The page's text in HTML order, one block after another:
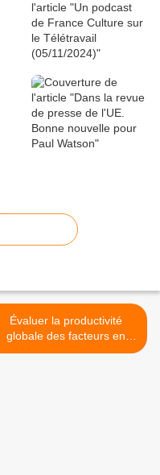
Évaluer la productivité
globale des facteurs en
France : l’apport d’une